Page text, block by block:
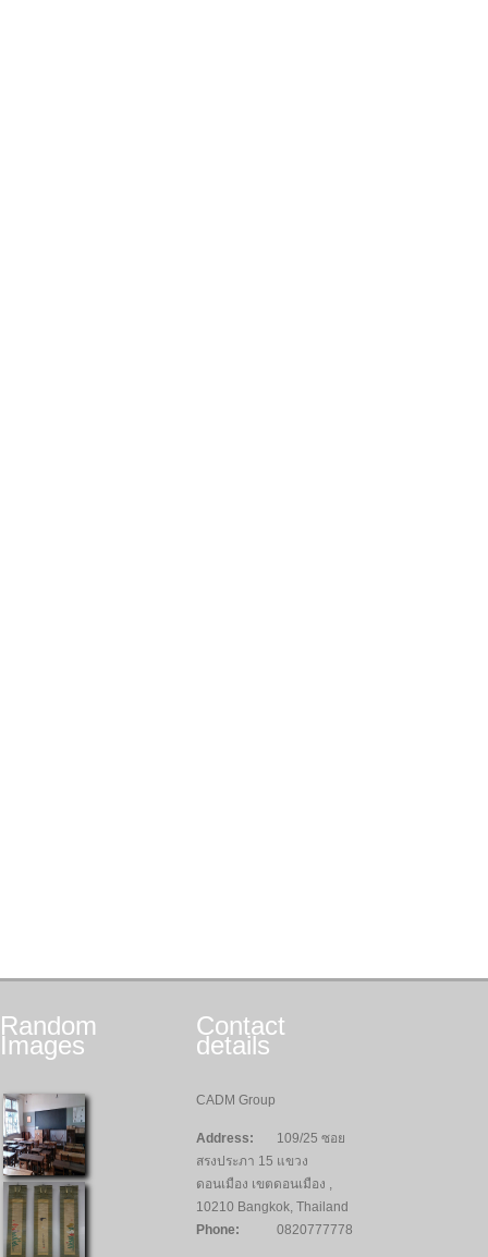
Random
Images
Contact
details
CADM Group
Address:
109/25 ซอย
สรงประภา 15 แขวง
ดอนเมือง เขตดอนเมือง ,
10210 Bangkok, Thailand
Phone:
0820777778